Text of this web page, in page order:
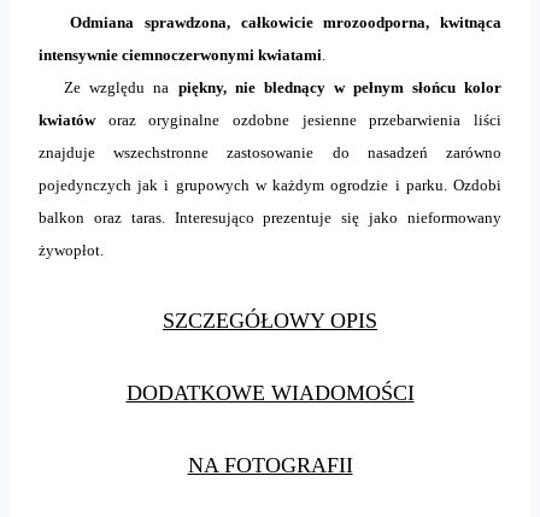
Odmiana sprawdzona, całkowicie mrozoodporna, kwitnąca
intensywnie ciemnoczerwonymi kwiatami
Ze względu na piękny, nie blednący w pełnym słońcu kolor
kwiatóworaz oryginalne ozdobne jesienne przebarwienia liści
znajduje wszechstronne zastosowanie do nasadzeń zarówno
pojedynczych jak i grupowych w każdym ogrodzie i parku. Ozdobi
balkon oraz taras. Interesująco prezentuje się jako nieformowany
żywopłot.
SZCZEGÓŁOWY OPIS
DODATKOWE WIADOMOŚCI
NA FOTOGRAFII